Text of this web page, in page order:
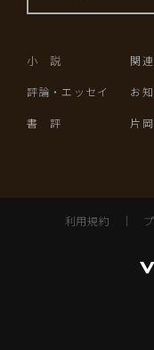
小 説
評論・エッセイ
書 評
関
お
片
利用規約 ｜